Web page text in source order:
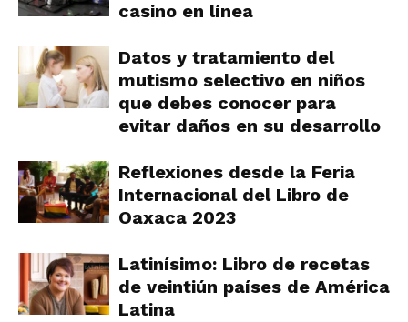
casino en línea
Datos y tratamiento del
mutismo selectivo en niños
que debes conocer para
evitar daños en su desarrollo
Reflexiones desde la Feria
Internacional del Libro de
Oaxaca 2023
Latinísimo: Libro de recetas
de veintiún países de América
Latina